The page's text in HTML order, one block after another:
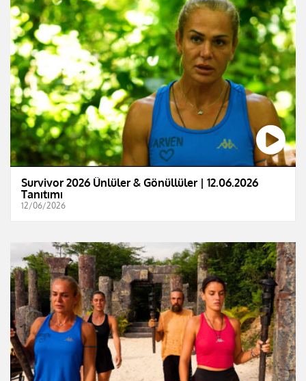
Survivor 2026 Ünlüler & Gönüllüler | 12.06.2026
Tanıtımı
12/06/2026